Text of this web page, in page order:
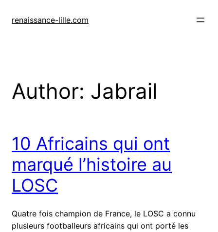
renaissance-lille.com
Author: Jabrail
10 Africains qui ont
marqué l’histoire au
LOSC
Quatre fois champion de France, le LOSC a connu
plusieurs footballeurs africains qui ont porté les